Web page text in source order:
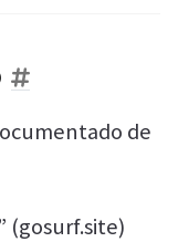
de
(gosurf.site)